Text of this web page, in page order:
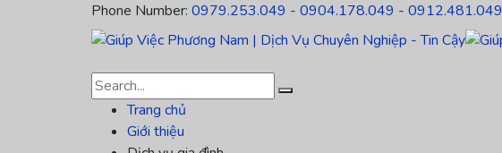
Phone Number: 0979.253.049 - 0904.178.049 - 0912.481.049
Trang chủ
Giới thiệu